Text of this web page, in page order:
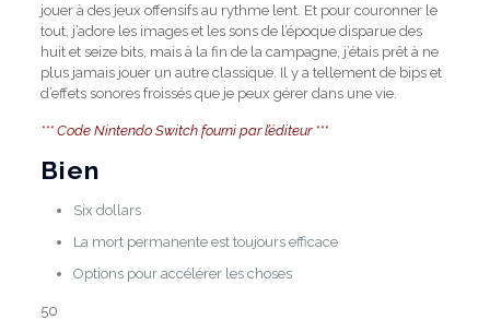
jouer à des jeux offensifs au rythme lent. Et pour couronner le
tout, j’adore les images et les sons de l’époque disparue des
huit et seize bits, mais à la fin de la campagne, j’étais prêt à ne
plus jamais jouer un autre classique. Il y a tellement de bips et
d’effets sonores froissés que je peux gérer dans une vie.
*** Code Nintendo Switch fourni par l’éditeur ***
Bien
Six dollars
La mort permanente est toujours efficace
Options pour accélérer les choses
50